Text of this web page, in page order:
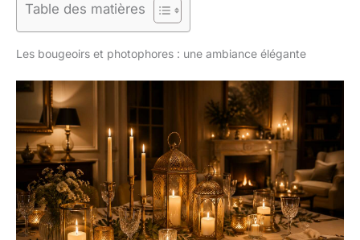
Table des matières
Les bougeoirs et photophores : une ambiance élégante